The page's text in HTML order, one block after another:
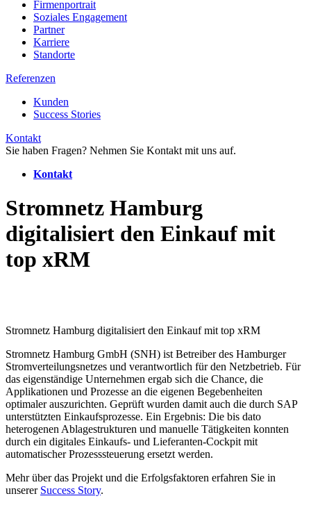
Firmenportrait
Soziales Engagement
Partner
Karriere
Standorte
Referenzen
Kunden
Success Stories
Kontakt
Sie haben Fragen? Nehmen Sie Kontakt mit uns auf.
Kontakt
Stromnetz Hamburg
digitalisiert den Einkauf mit
top xRM
Stromnetz Hamburg digitalisiert den Einkauf mit top xRM
Stromnetz Hamburg GmbH (SNH) ist Betreiber des Hamburger
Stromverteilungsnetzes und verantwortlich für den Netzbetrieb. Für
das eigenständige Unternehmen ergab sich die Chance, die
Applikationen und Prozesse an die eigenen Begebenheiten
optimaler auszurichten. Geprüft wurden damit auch die durch SAP
unterstützten Einkaufsprozesse. Ein Ergebnis: Die bis dato
heterogenen Ablagestrukturen und manuelle Tätigkeiten konnten
durch ein digitales Einkaufs- und Lieferanten-Cockpit mit
automatischer Prozesssteuerung ersetzt werden.
Mehr über das Projekt und die Erfolgsfaktoren erfahren Sie in
unserer Success Story.